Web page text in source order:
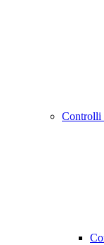
Controlli